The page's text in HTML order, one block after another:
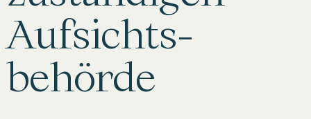
Aufsichts­
behörde